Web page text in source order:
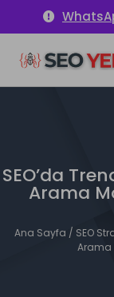
SEO’da
Arama
Ana Sayfa / SEO
Arama